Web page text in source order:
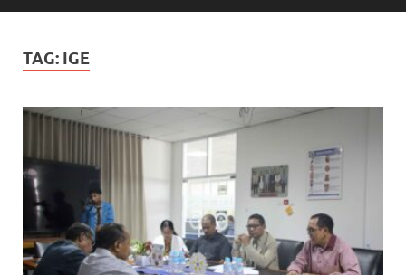
TAG: IGE